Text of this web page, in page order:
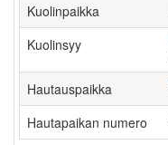
Kuolinpaikka
Kuolinsyy
Hautauspaikka
Hautapaikan numero